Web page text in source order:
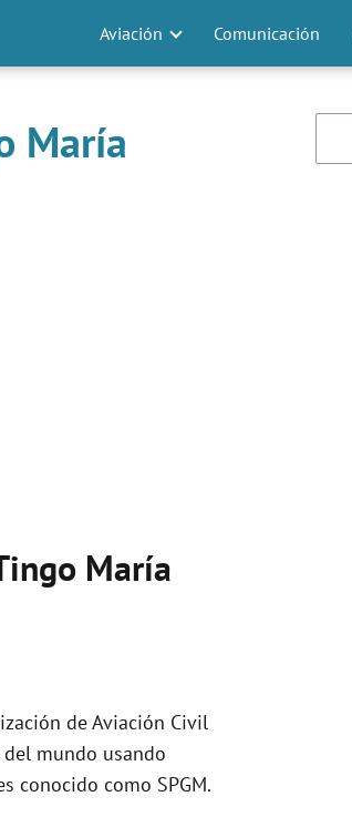
Aviación Comunicación
María
María
de Aviación Civil
mundo usando
conocido como SPGM.